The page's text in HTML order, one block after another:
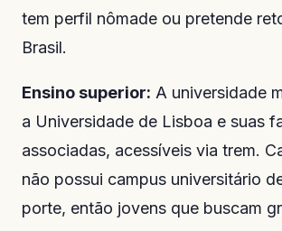
tem perfil nômade ou pretende
Brasil.
Ensino superior: A universidade
a Universidade de Lisboa e suas
associadas, acessíveis via trem.
não possui campus universitário
porte, então jovens que buscam